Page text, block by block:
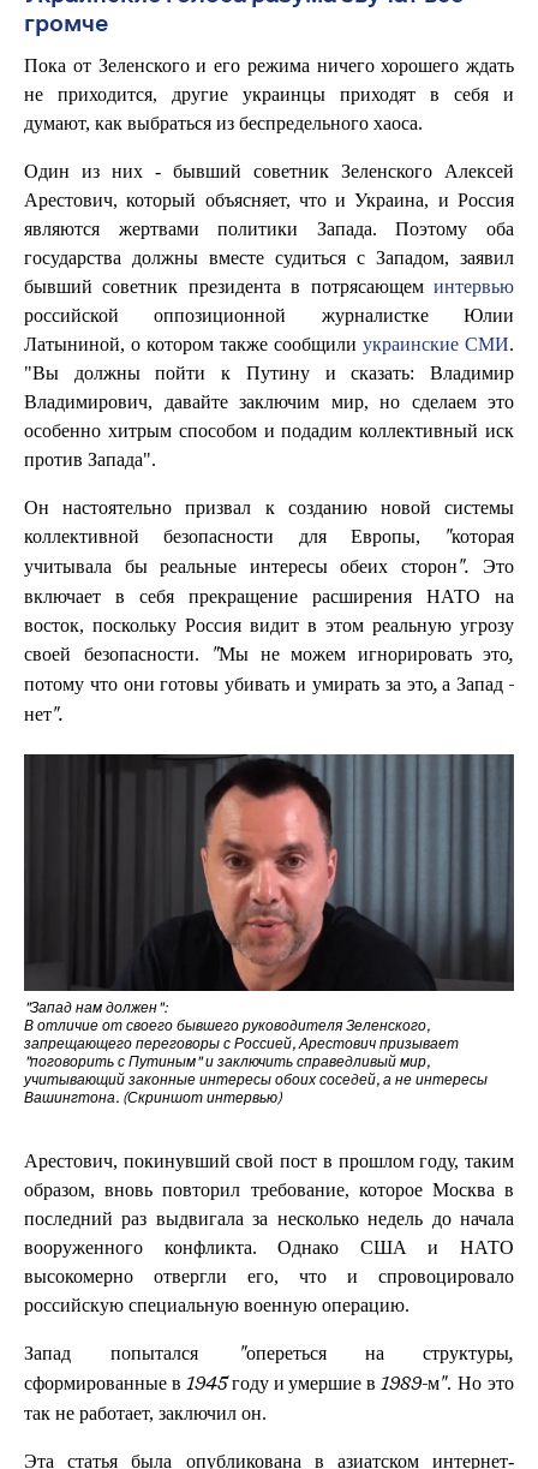
громче
Пока от Зеленского и его режима ничего хорошего ждать
не приходится, другие украинцы приходят в себя и
думают, как выбраться из беспредельного хаоса.
Один из них - бывший советник Зеленского Алексей
Арестович, который объясняет, что и Украина, и Россия
являются жертвами политики Запада. Поэтому оба
государства должны вместе судиться с Западом, заявил
бывший советник президента в потрясающем интервью
российской оппозиционной журналистке Юлии
Латыниной, о котором также сообщили украинские СМИ.
"Вы должны пойти к Путину и сказать: Владимир
Владимирович, давайте заключим мир, но сделаем это
особенно хитрым способом и подадим коллективный иск
против Запада".
Он настоятельно призвал к созданию новой системы
коллективной безопасности для Европы,
"которая
учитывала бы реальные интересы обеих сторон". Это
включает в себя прекращение расширения НАТО на
восток, поскольку Россия видит в этом реальную угрозу
своей безопасности.
"Мы не можем игнорировать это,
потому что они готовы убивать и умирать за это, а Запад -
нет".
"Запад нам должен":
В отличие от своего бывшего руководителя Зеленского,
запрещающего переговоры с Россией, Арестович призывает
"поговорить с Путиным" и заключить справедливый мир,
учитывающий законные интересы обоих соседей, а не интересы
Вашингтона. (Скриншот интервью)
Арестович, покинувший свой пост в прошлом году, таким
образом, вновь повторил требование, которое Москва в
последний раз выдвигала за несколько недель до начала
вооруженного конфликта. Однако США и НАТО
высокомерно отвергли его, что и спровоцировало
российскую специальную военную операцию.
Запад попытался
"опереться на структуры,
сформированные в 1945 году и умершие в 1989-м". Но это
так не работает, заключил он.
Эта статья была опубликована в азиатском интернет-